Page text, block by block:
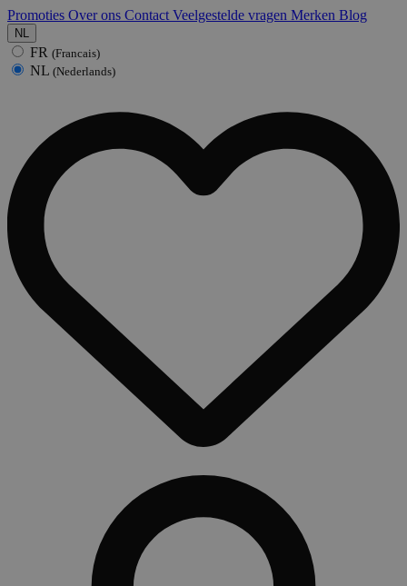
Promoties Over ons Contact Veelgestelde vragen Merken Blog
NL
FR (Francais)
NL (Nederlands)